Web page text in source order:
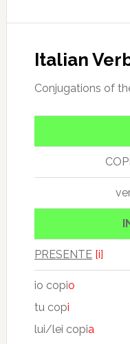
Italian
Conjugations of
PRESENTE [i]
io copio
tu copi
lui/lei copia